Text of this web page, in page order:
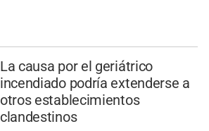
La causa por el geriátrico
incendiado podría extenderse a
otros establecimientos
clandestinos